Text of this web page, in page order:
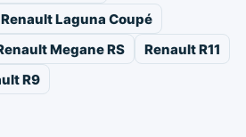
Renault Laguna Coupé
Megane RS
Renault R11
R9